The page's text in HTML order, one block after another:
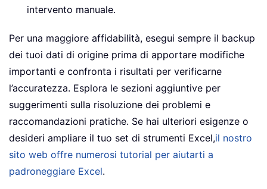
intervento manuale.
Per una maggiore affidabilità, esegui sempre il backup
dei tuoi dati di origine prima di apportare modifiche
importanti e confronta i risultati per verificarne
l’accuratezza. Esplora le sezioni aggiuntive per
suggerimenti sulla risoluzione dei problemi e
raccomandazioni pratiche. Se hai ulteriori esigenze o
desideri ampliare il tuo set di strumenti Excel,il nostro
sito web offre numerosi tutorial per aiutarti a
padroneggiare Excel.